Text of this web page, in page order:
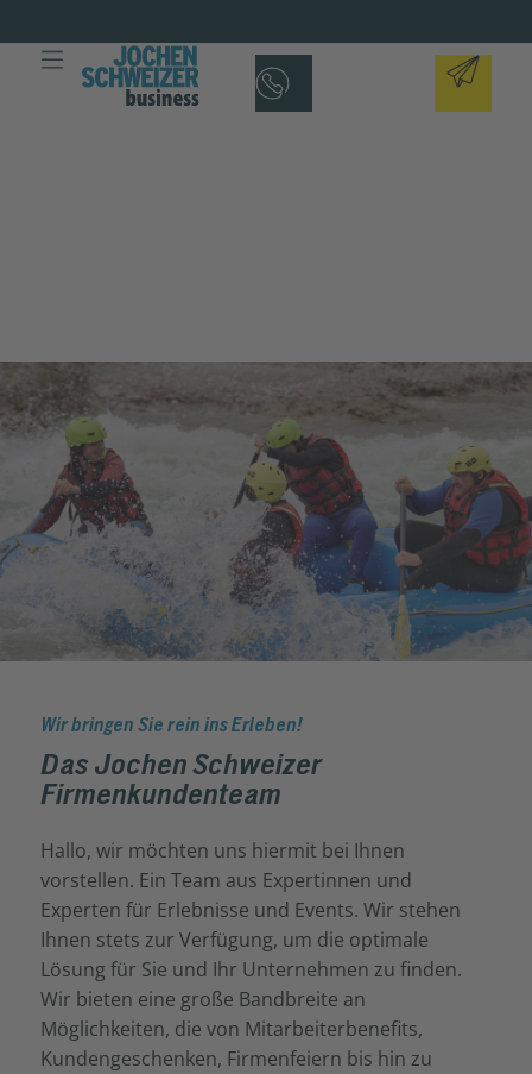
Wir bringen Sie rein ins Erleben!
Das Jochen Schweizer
Firmenkundenteam
Hallo, wir möchten uns hiermit bei Ihnen
vorstellen. Ein Team aus Expertinnen und
Experten für Erlebnisse und Events. Wir stehen
Ihnen stets zur Verfügung, um die optimale
Lösung für Sie und Ihr Unternehmen zu finden.
Wir bieten eine große Bandbreite an
Möglichkeiten, die von Mitarbeiterbenefits,
Kundengeschenken, Firmenfeiern bis hin zu